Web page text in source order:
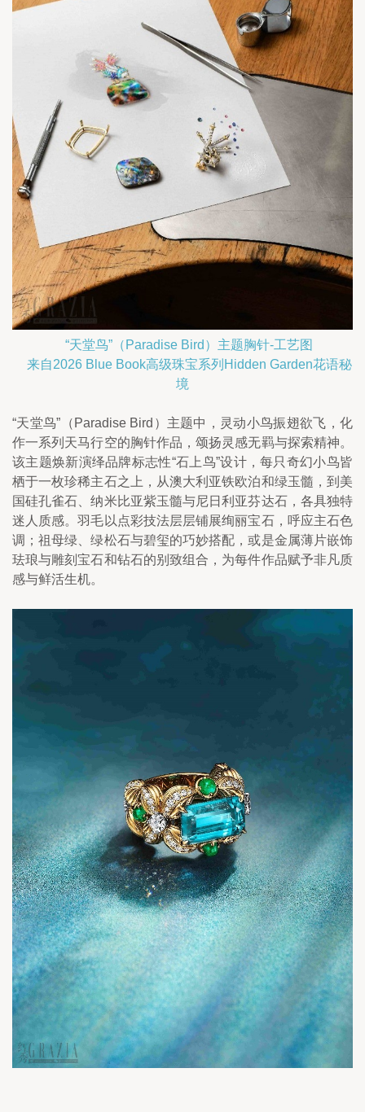
“天堂鸟”（Paradise Bird）主题胸针-工艺图
来自2026 Blue Book高级珠宝系列Hidden Garden花语秘
境
“天堂鸟”（Paradise Bird）主题中，灵动小鸟振翅欲飞，化
作一系列天马行空的胸针作品，颂扬灵感无羁与探索精神。
该主题焕新演绎品牌标志性“石上鸟”设计，每只奇幻小鸟皆
栖于一枚珍稀主石之上，从澳大利亚铁欧泊和绿玉髓，到美
国硅孔雀石、纳米比亚紫玉髓与尼日利亚芬达石，各具独特
迷人质感。羽毛以点彩技法层层铺展绚丽宝石，呼应主石色
调；祖母绿、绿松石与碧玺的巧妙搭配，或是金属薄片嵌饰
珐琅与雕刻宝石和钻石的别致组合，为每件作品赋予非凡质
感与鲜活生机。